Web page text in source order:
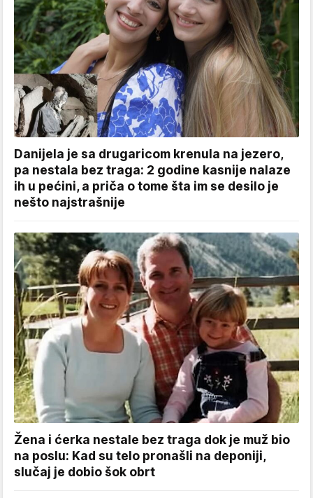
Danijela je sa drugaricom krenula na jezero,
pa nestala bez traga: 2 godine kasnije nalaze
ih u pećini, a priča o tome šta im se desilo je
nešto najstrašnije
Žena i ćerka nestale bez traga dok je muž bio
na poslu: Kad su telo pronašli na deponiji,
slučaj je dobio šok obrt